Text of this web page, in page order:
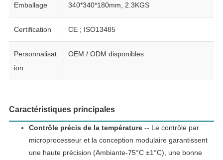
Emballage 340*340*180mm, 2.3KGS
Certification CE ; ISO13485
Personnalisat
ion
OEM / ODM disponibles
Caractéristiques principales
Contrôle précis de la température-- Le contrôle par
microprocesseur et la conception modulaire garantissent
une haute précision (Ambiante-75°C ±1°C), une bonne